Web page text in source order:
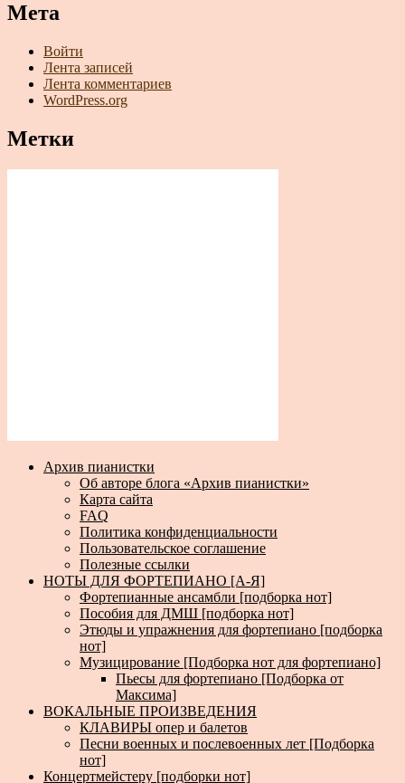
Мета
Войти
Лента записей
Лента комментариев
WordPress.org
Метки
Архив пианистки
Об авторе блога «Архив пианистки»
Карта сайта
FAQ
Политика конфиденциальности
Пользовательское соглашение
Полезные ссылки
НОТЫ ДЛЯ ФОРТЕПИАНО [А-Я]
Фортепианные ансамбли [подборка нот]
Пособия для ДМШ [подборка нот]
Этюды и упражнения для фортепиано [подборка
нот]
Музицирование [Подборка нот для фортепиано]
Пьесы для фортепиано [Подборка от
Максима]
ВОКАЛЬНЫЕ ПРОИЗВЕДЕНИЯ
КЛАВИРЫ опер и балетов
Песни военных и послевоенных лет [Подборка
нот]
Концертмейстеру [подборки нот]